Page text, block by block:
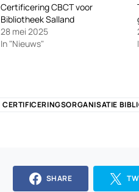
Certificering CBCT voor
Bibliotheek Salland
28 mei 2025
In "Nieuws"
CERTIFICERINGSORGANISATIE
SHARE